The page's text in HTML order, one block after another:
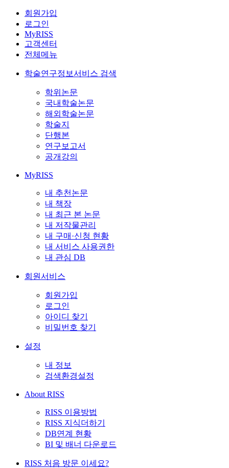
회원가입
로그인
MyRISS
고객센터
전체메뉴
학술연구정보서비스 검색
학위논문
국내학술논문
해외학술논문
학술지
단행본
연구보고서
공개강의
MyRISS
내 추천논문
내 책장
내 최근 본 논문
내 저작물관리
내 구매·신청 현황
내 서비스 사용권한
내 관심 DB
회원서비스
회원가입
로그인
아이디 찾기
비밀번호 찾기
설정
내 정보
검색환경설정
About RISS
RISS 이용방법
RISS 지식더하기
DB연계 현황
BI 및 배너 다운로드
RISS 처음 방문 이세요?